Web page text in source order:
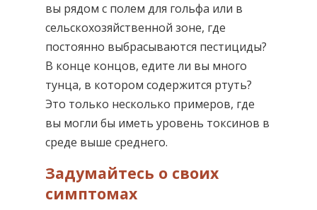
вы рядом с полем для гольфа или в
сельскохозяйственной зоне, где
постоянно выбрасываются пестициды?
В конце концов, едите ли вы много
тунца, в котором содержится ртуть?
Это только несколько примеров, где
вы могли бы иметь уровень токсинов в
среде выше среднего.
Задумайтесь о своих
симптомах